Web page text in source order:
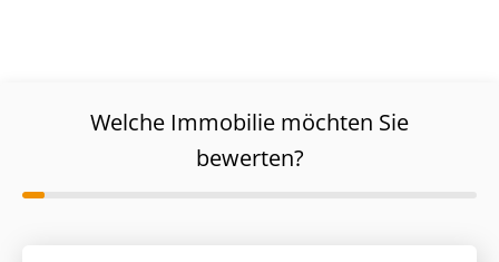
Welche Immobilie möchten Sie
bewerten?